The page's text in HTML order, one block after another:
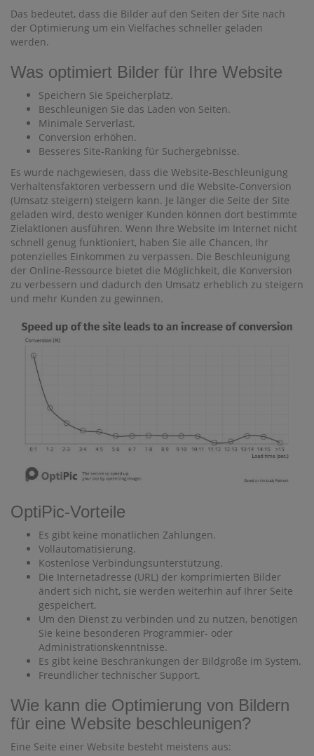
Das bedeutet, dass die Bilder auf den Seiten der Site nach
der Optimierung um ein Vielfaches schneller geladen
werden.
Was optimiert Bilder für Ihre Website
Speichern Sie Speicherplatz.
Beschleunigen Sie das Laden von Seiten.
Minimale Serverlast.
Conversion erhöhen.
Besseres Site-Ranking für Suchergebnisse.
Es wurde nachgewiesen, dass die Website-Beschleunigung
Verhaltensfaktoren verbessern und die Website-Conversion
(Umsatz steigern) steigern kann. Je länger die Seite der Site
geladen wird, desto weniger Kunden können dort bestimmte
Zielaktionen ausführen. Wenn Ihre Website im Internet nicht
schnell genug funktioniert, haben Sie alle Chancen, Ihr
potenzielles Einkommen zu verpassen. Die Beschleunigung
der Online-Ressource bietet die Möglichkeit, die Konversion
zu verbessern und dadurch den Umsatz erheblich zu steigern
und mehr Kunden zu gewinnen.
OptiPic-Vorteile
Es gibt keine monatlichen Zahlungen.
Vollautomatisierung.
Kostenlose Verbindungsunterstützung.
Die Internetadresse (URL) der komprimierten Bilder
ändert sich nicht, sie werden weiterhin auf Ihrer Seite
gespeichert.
Um den Dienst zu verbinden und zu nutzen, benötigen
Sie keine besonderen Programmier- oder
Administrationskenntnisse.
Es gibt keine Beschränkungen der Bildgröße im System.
Freundlicher technischer Support.
Wie kann die Optimierung von Bildern
für eine Website beschleunigen?
Eine Seite einer Website besteht meistens aus: